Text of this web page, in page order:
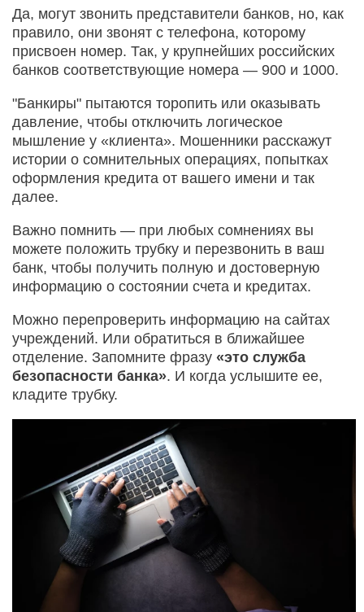
Да, могут звонить представители банков, но, как
правило, они звонят с телефона, которому
присвоен номер. Так, у крупнейших российских
банков соответствующие номера — 900 и 1000.
"Банкиры" пытаются торопить или оказывать
давление, чтобы отключить логическое
мышление у «клиента». Мошенники расскажут
истории о сомнительных операциях, попытках
оформления кредита от вашего имени и так
далее.
Важно помнить — при любых сомнениях вы
можете положить трубку и перезвонить в ваш
банк, чтобы получить полную и достоверную
информацию о состоянии счета и кредитах.
Можно перепроверить информацию на сайтах
учреждений. Или обратиться в ближайшее
отделение. Запомните фразу «это служба
безопасности банка». И когда услышите ее,
кладите трубку.